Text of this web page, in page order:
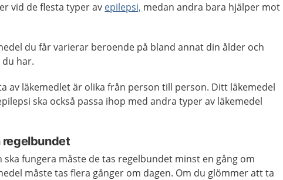
vid de flesta typer av epilepsi, medan andra bara hjälper mot
du får varierar beroende på bland annat din ålder och
du har.
av läkemedlet är olika från person till person. Ditt läkemedel
ska också passa ihop med andra typer av läkemedel
regelbundet
ska fungera måste de tas regelbundet minst en gång om
måste tas flera gånger om dagen. Om du glömmer att ta